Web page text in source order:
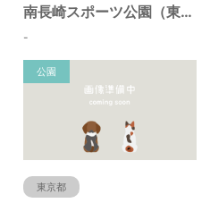
南長崎スポーツ公園（東京都豊島区）
-
公園
東京都